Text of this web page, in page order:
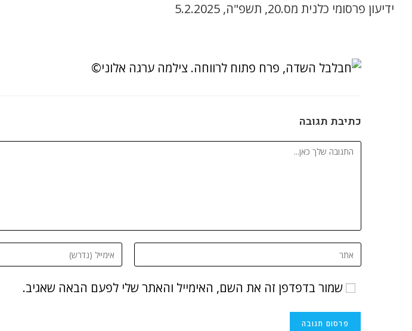
ידיעון פרסומי כלנית מס.20, תשפ"ה, 5.2.2025
כתיבת תגובה
שמור בדפדפן זה את השם, האימייל והאתר שלי לפעם הבאה שאגיב.